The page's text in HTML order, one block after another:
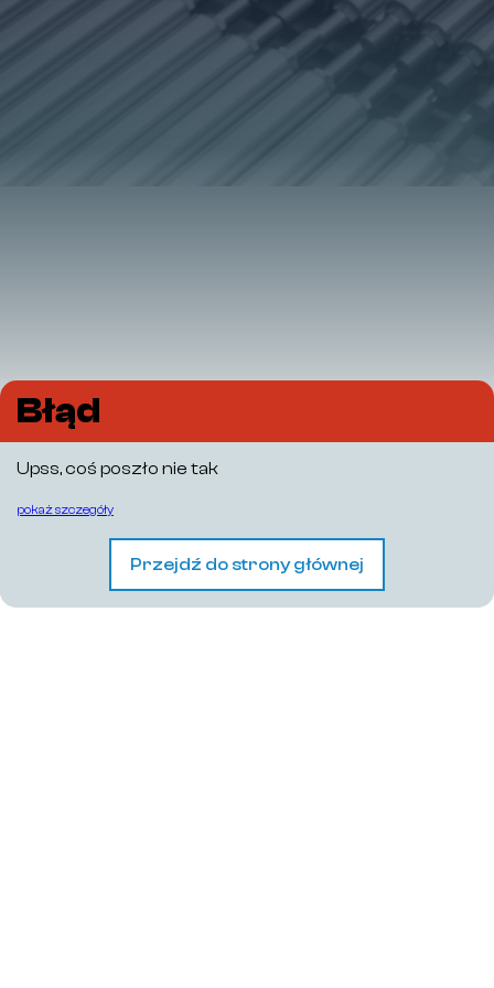
Błąd
Upss, coś poszło nie tak
pokaż szczegóły
Przejdź do strony głównej